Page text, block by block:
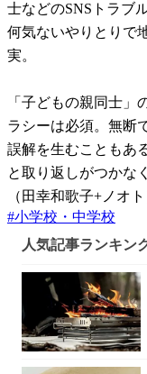
士などのSNSトラブ
何気ないやりとりで
実。
「子どもの親同士
ラシーは必須。無断
誤解を生むこともあ
と取り返しがつかな
（田幸和歌子+ノオト
#小学校・中学校
人気記事ランキン